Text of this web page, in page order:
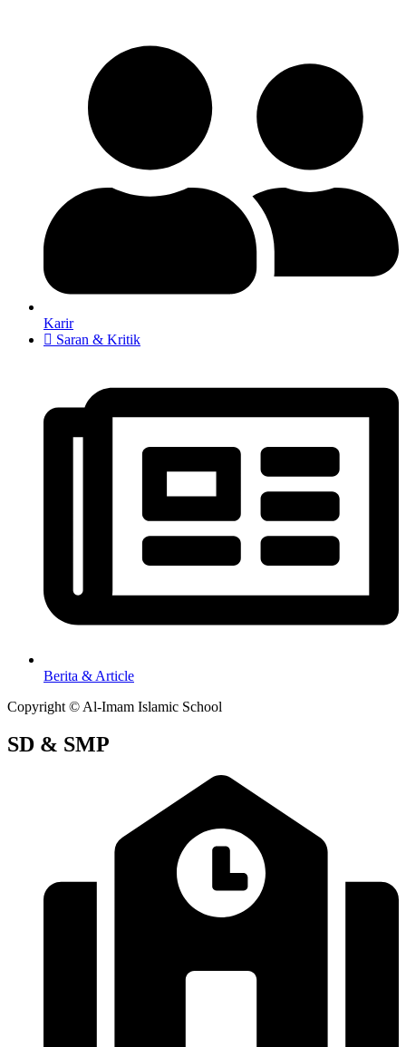
Karir
Saran & Kritik
Berita & Article
Copyright © Al-Imam Islamic School
SD & SMP